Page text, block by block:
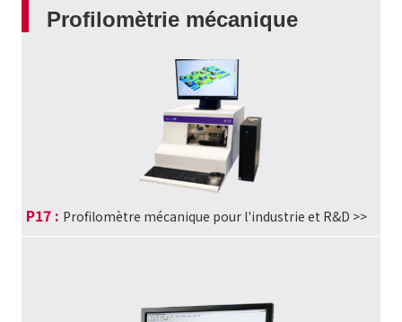
Profilomètrie mécanique
P17 : Profilomètre mécanique pour l'industrie et R&D >>